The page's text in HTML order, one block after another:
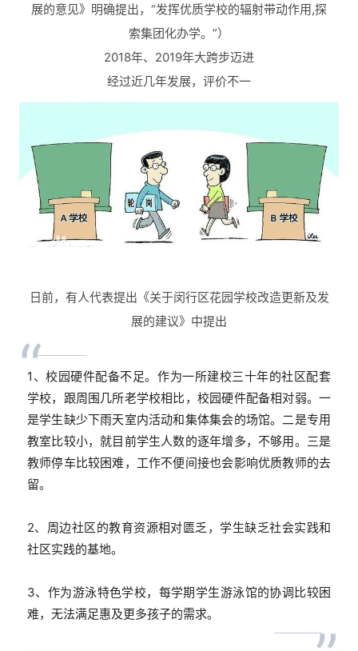
展的意见》明确提出，“发挥优质学校的辐射带动作用,探
索集团化办学。”）
2018年、2019年大跨步迈进
经过近几年发展，评价不一
日前，有人代表提出《关于闵行区花园学校改造更新及发
展的建议》中提出
“
1、校园硬件配备不足。作为一所建校三十年的社区配套
学校，跟周围几所老学校相比，校园硬件配备相对弱。一
是学生缺少下雨天室内活动和集体集会的场馆。二是专用
教室比较小，就目前学生人数的逐年增多，不够用。三是
教师停车比较困难，工作不便间接也会影响优质教师的去
留。
2、周边社区的教育资源相对匮乏，学生缺乏社会实践和
社区实践的基地。
3、作为游泳特色学校，每学期学生游泳馆的协调比较困
难，无法满足惠及更多孩子的需求。